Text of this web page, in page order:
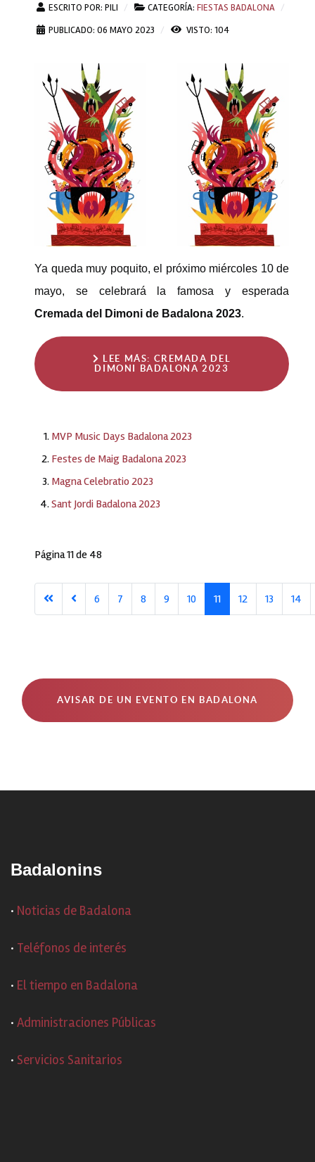
ESCRITO POR: PILI CATEGORÍA: FIESTAS BADALONA
PUBLICADO: 06 MAYO 2023
VISTO: 104
Ya queda muy poquito, el próximo miércoles 10 de
mayo, se celebrará la famosa y esperada
Cremada del Dimoni de Badalona 2023.
LEE MÁS: CREMADA DEL
DIMONI BADALONA 2023
MVP Music Days Badalona 2023
Festes de Maig Badalona 2023
Magna Celebratio 2023
Sant Jordi Badalona 2023
Página 11 de 48
6 7 8 9 10 11 12 13 14
AVISAR DE UN EVENTO EN BADALONA
Badalonins
· Noticias de Badalona
· Teléfonos de interés
· El tiempo en Badalona
· Administraciones Públicas
· Servicios Sanitarios